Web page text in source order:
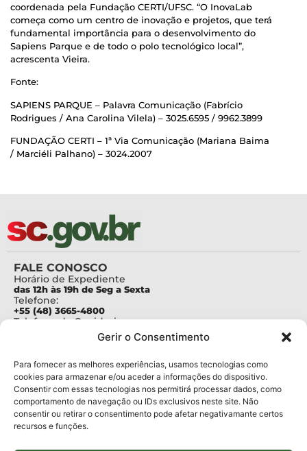
Gerir o Consentimento
Para fornecer as melhores experiências, usamos tecnologias como
cookies para armazenar e/ou aceder a informações do dispositivo.
Consentir com essas tecnologias nos permitirá processar dados, como
comportamento de navegação ou IDs exclusivos neste site. Não
consentir ou retirar o consentimento pode afetar negativamante certos
recursos e funções.
coordenada pela Fundação CERTI/UFSC. “O InovaLab
começa como um centro de inovação e projetos, que terá
fundamental importância para o desenvolvimento do
Sapiens Parque e de todo o polo tecnológico local”,
acrescenta Vieira.
Fonte:
SAPIENS PARQUE – Palavra Comunicação (Fabrício
Rodrigues / Ana Carolina Vilela) – 3025.6595 / 9962.3899
FUNDAÇÃO CERTI – 1ª Via Comunicação (Mariana Baima
/ Marciéli Palhano) – 3024.2007
FALE CONOSCO
Horário de Expediente
das 12h às 19h de Seg a Sexta
Telefone:
+55 (48) 3665-4800
Telefone da Ouvidoria
Para assuntos relacionados à Pesquisa
pesquisa@fapesc.sc.gov.br
Para assuntos relacionados à Inovação
inovacao@fapesc.sc.gov.br
Para assuntos relacionados à Bolsas
bolsas@fapesc.sc.gov.br
Para assuntos relacionados à Prestação de Contas